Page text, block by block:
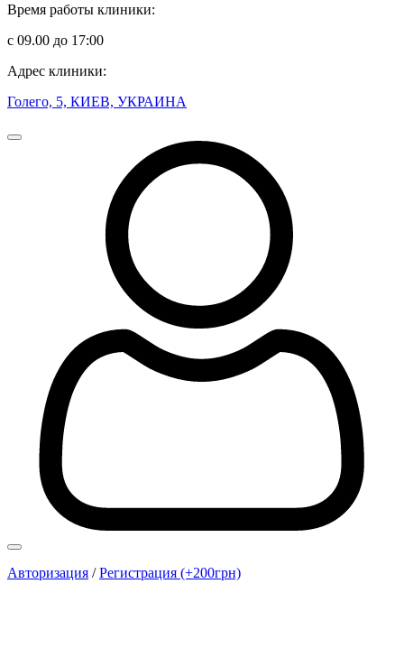
Время работы клиники:
с 09.00 до 17:00
Адрес клиники:
Голего, 5, КИЕВ, УКРАИНА
Авторизация /Регистрация (+200грн)